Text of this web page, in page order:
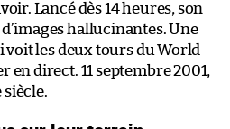
Lancé dès 14 heures, son
hallucinantes. Une
voit les deux tours du World
en direct. 11 septembre 2001,
siècle.